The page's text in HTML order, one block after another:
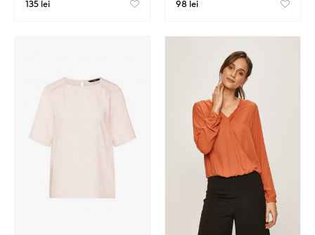
135 lei 98 lei